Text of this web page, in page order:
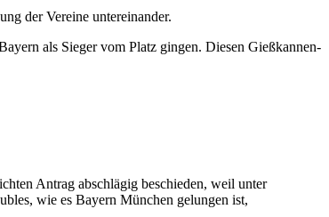
der Vereine untereinander.
als Sieger vom Platz gingen. Diesen Gießkannen-
Antrag abschlägig beschieden, weil unter
wie es Bayern München gelungen ist,